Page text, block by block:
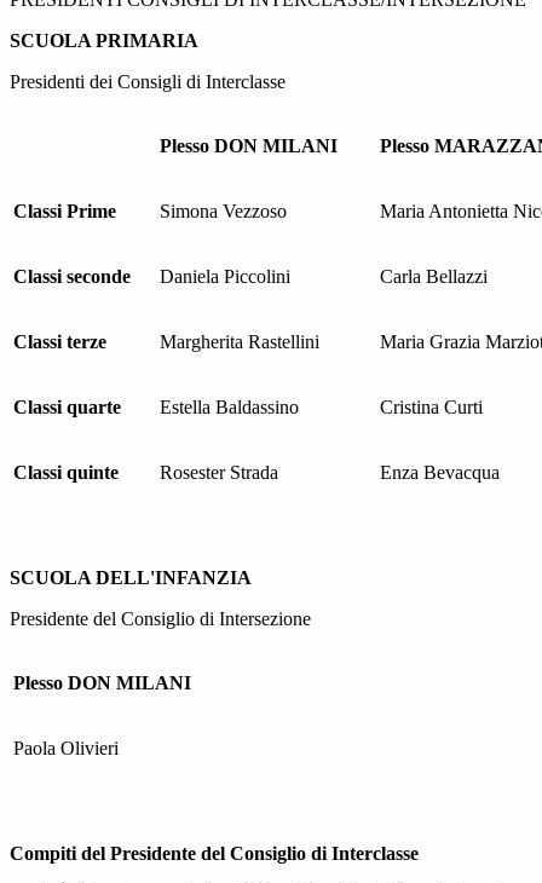
SCUOLA PRIMARIA
Presidenti dei Consigli di Interclasse
Plesso DON MILANI Plesso
Classi Prime Simona Vezzoso Maria Antonietta
Classi seconde Daniela Piccolini Carla Bellazzi
Classi terze Margherita Rastellini Maria Grazia
Classi quarte Estella Baldassino Cristina Curti
Classi quinte Rosester Strada Enza Bevacqua
SCUOLA DELL'INFANZIA
Presidente del Consiglio di Intersezione
Plesso DON MILANI
Paola Olivieri
Compiti del Presidente del Consiglio di Interclasse